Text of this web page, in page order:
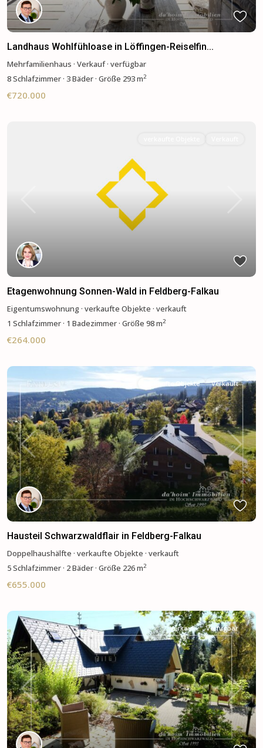
Landhaus Wohlfühloase in Löffingen-Reiselfin...
Mehrfamilienhaus · Verkauf· verfügbar
8Schlafzimmer· 3 Bäder· Größe 293 m2
€720.000
Etagenwohnung Sonnen-Wald in Feldberg-Falkau
Eigentumswohnung· verkaufte Objekte · verkauft
1 Schlafzimmer· 1 Badezimmer· Größe 98 m2
€264.000
Previous Next
verkaufte Objekte Verkauft
Hausteil Schwarzwaldflair in Feldberg-Falkau
Doppelhaushälfte · verkaufte Objekte · verkauft
5Schlafzimmer· 2 Bäder· Größe 226 m2
€655.000
Previous Next
Verkauf Verfügbar